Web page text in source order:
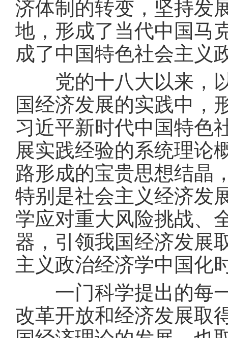
济体制的转变，坚持发
地，形成了当代中国马
成了中国特色社会主义
党的十八大以来，以
国经济发展的实践中，
习近平新时代中国特色
展实践经验的系统理论
路形成的宝贵思想结晶
特别是社会主义经济发
学应对重大风险挑战、
器，引领我国经济发展
主义政治经济学中国化
一门科学提出的每一
改革开放和经济发展取